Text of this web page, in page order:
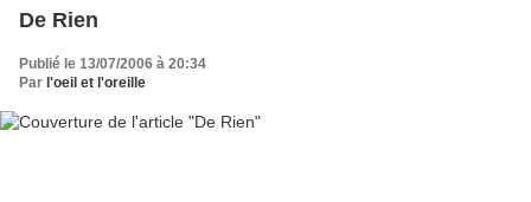
De Rien
Publié le 13/07/2006 à 20:34
Par l'oeil et l'oreille